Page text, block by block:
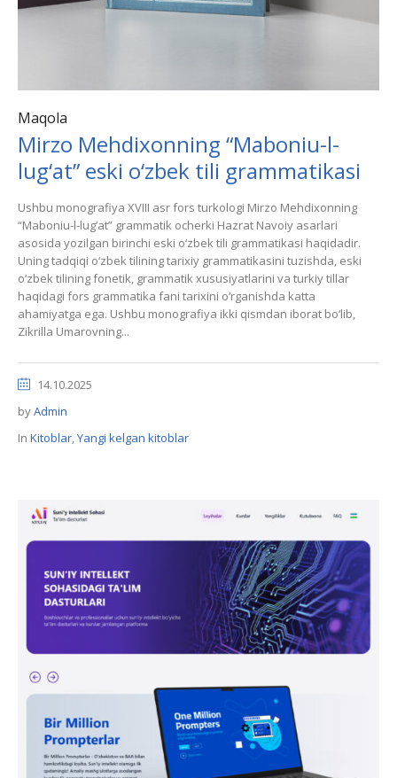
Maqola
Mirzo Mehdixonning “Maboniu-l-
lug‘at” eski o‘zbek tili grammatikasi
Ushbu monografiya XVIII asr fors turkologi Mirzo Mehdixonning
“Maboniu-l-lug‘at” grammatik ocherki Hazrat Navoiy asarlari
asosida yozilgan birinchi eski o‘zbek tili grammatikasi haqidadir.
Uning tadqiqi o‘zbek tilining tarixiy grammatikasini tuzishda, eski
o‘zbek tilining fonetik, grammatik xususiyatlarini va turkiy tillar
haqidagi fors grammatika fani tarixini o‘rganishda katta
ahamiyatga ega. Ushbu monografiya ikki qismdan iborat bo‘lib,
Zikrilla Umarovning...
14.10.2025
byAdmin
In Kitoblar,Yangi kelgan kitoblar